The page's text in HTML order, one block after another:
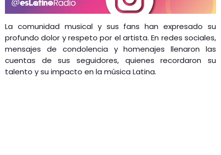
La comunidad musical y sus fans han expresado su
profundo dolor y respeto por el artista. En redes sociales,
mensajes de condolencia y homenajes llenaron las
cuentas de sus seguidores, quienes recordaron su
talento y su impacto en la música Latina.